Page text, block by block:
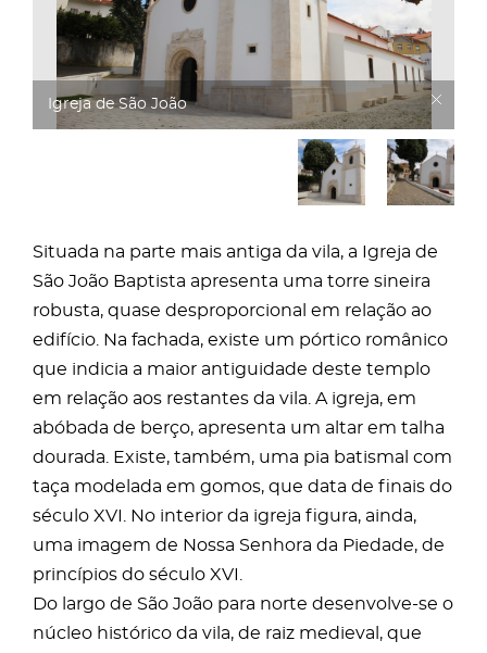
Igreja de São João
Situada na parte mais antiga da vila, a Igreja de
São João Baptista apresenta uma torre sineira
robusta, quase desproporcional em relação ao
edifício. Na fachada, existe um pórtico românico
que indicia a maior antiguidade deste templo
em relação aos restantes da vila. A igreja, em
abóbada de berço, apresenta um altar em talha
dourada. Existe, também, uma pia batismal com
taça modelada em gomos, que data de finais do
século XVI. No interior da igreja figura, ainda,
uma imagem de Nossa Senhora da Piedade, de
princípios do século XVI.
Do largo de São João para norte desenvolve-se o
núcleo histórico da vila, de raiz medieval, que